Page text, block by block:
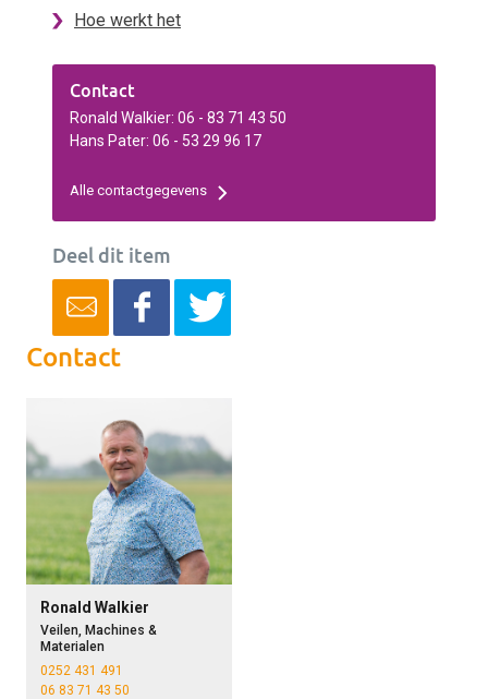
Hoe werkt het
Contact
Ronald Walkier: 06 - 83 71 43 50
Hans Pater: 06 - 53 29 96 17
Alle contactgegevens
Deel dit item
Contact
Ronald Walkier
Veilen, Machines &
Materialen
0252 431 491
06 83 71 43 50